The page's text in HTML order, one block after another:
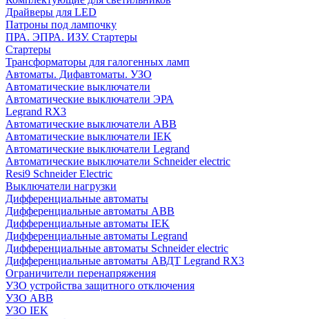
Драйверы для LED
Патроны под лампочку
ПРА. ЭПРА. ИЗУ. Стартеры
Стартеры
Трансформаторы для галогенных ламп
Автоматы. Дифавтоматы. УЗО
Автоматические выключатели
Автоматические выключатели ЭРА
Legrand RX3
Автоматические выключатели ABB
Автоматические выключатели IEK
Автоматические выключатели Legrand
Автоматические выключатели Schneider electric
Resi9 Schneider Electric
Выключатели нагрузки
Дифференциальные автоматы
Дифференциальные автоматы ABB
Дифференциальные автоматы IEK
Дифференциальные автоматы Legrand
Дифференциальные автоматы Schneider electric
Дифференциальные автоматы АВДТ Legrand RX3
Ограничители перенапряжения
УЗО устройства защитного отключения
УЗО ABB
УЗО IEK